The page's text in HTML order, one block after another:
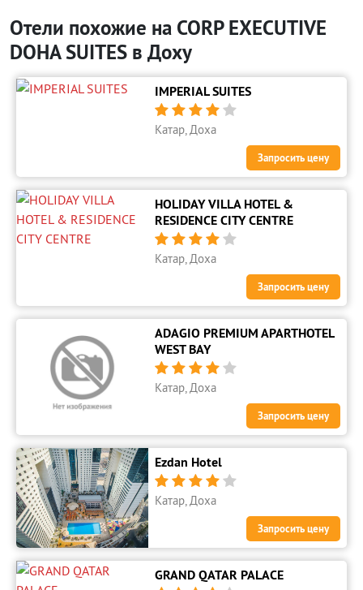
Отели похожие на CORP EXECUTIVE
DOHA SUITES в Доху
IMPERIAL SUITES
    
Катар, Доха
Запросить цену
HOLIDAY VILLA HOTEL &
RESIDENCE CITY CENTRE
    
Катар, Доха
Запросить цену
ADAGIO PREMIUM APARTHOTEL
WEST BAY
    
Катар, Доха
Запросить цену
Ezdan Hotel
    
Катар, Доха
Запросить цену
GRAND QATAR PALACE